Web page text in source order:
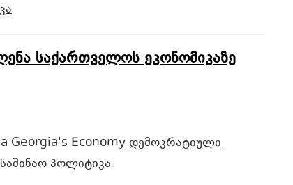
საქართველოს ეკონომიკაზე
Georgia's Economyდემოკრატიული
საშინაო პოლიტიკა